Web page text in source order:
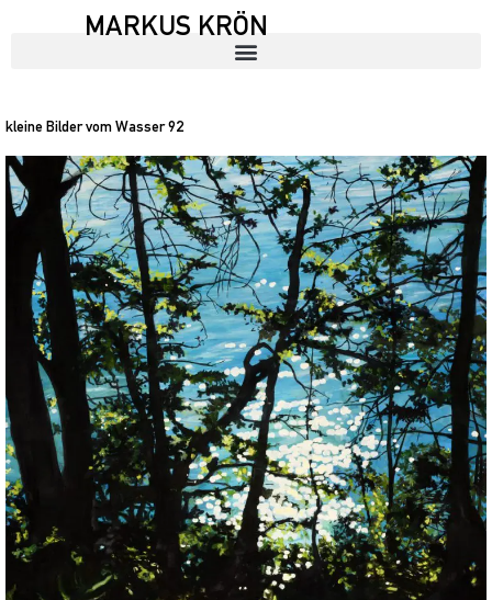
MARKUS KRÖN
kleine Bilder vom Wasser 92